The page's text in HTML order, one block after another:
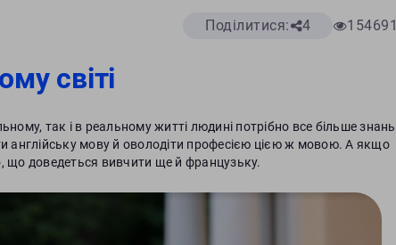
Поділитися: 4 154691
світі
так і в реальному житті людині потрібно все більше знань
англійську мову й оволодіти професією цією ж мовою. А якщо
що доведеться вивчити ще й французьку.